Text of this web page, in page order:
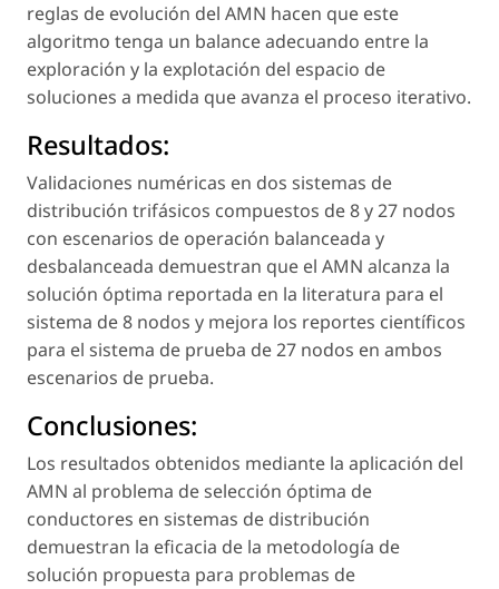
reglas de evolución del AMN hacen que este
algoritmo tenga un balance adecuando entre la
exploración y la explotación del espacio de
soluciones a medida que avanza el proceso iterativo.
Resultados:
Validaciones numéricas en dos sistemas de
distribución trifásicos compuestos de 8 y 27 nodos
con escenarios de operación balanceada y
desbalanceada demuestran que el AMN alcanza la
solución óptima reportada en la literatura para el
sistema de 8 nodos y mejora los reportes científicos
para el sistema de prueba de 27 nodos en ambos
escenarios de prueba.
Conclusiones:
Los resultados obtenidos mediante la aplicación del
AMN al problema de selección óptima de
conductores en sistemas de distribución
demuestran la eficacia de la metodología de
solución propuesta para problemas de